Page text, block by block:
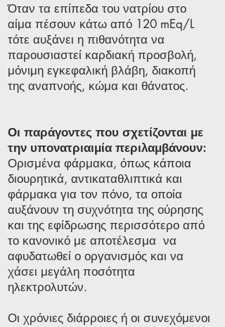
Όταν τα επίπεδα του νατρίου στο
αίμα πέσουν κάτω από 120 mEq/L
τότε αυξάνει η πιθανότητα να
παρουσιαστεί καρδιακή προσβολή,
μόνιμη εγκεφαλική βλάβη, διακοπή
της αναπνοής, κώμα και θάνατος.
Οι παράγοντες που σχετίζονται με
την υπονατριαιμία περιλαμβάνουν:
Ορισμένα φάρμακα, όπως κάποια
διουρητικά, αντικαταθλιπτικά και
φάρμακα για τον πόνο, τα οποία
αυξάνουν τη συχνότητα της ούρησης
και της εφίδρωσης περισσότερο από
το κανονικό με αποτέλεσμα να
αφυδατωθεί ο οργανισμός και να
χάσει μεγάλη ποσότητα
ηλεκτρολυτών.
Οι χρόνιες διάρροιες ή οι συνεχόμενοι